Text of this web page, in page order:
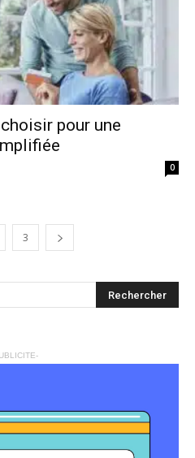
pour une
0
3